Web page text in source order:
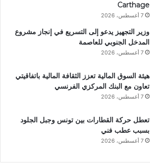
Carthage
7 أغسطس، 2026
وزير التجهيز يدعو إلى التسريع في إنجاز مشروع
المدخل الجنوبي للعاصمة
7 أغسطس، 2026
هيئة السوق المالية تعزز الثقافة المالية باتفاقيتي
تعاون مع البنك المركزي الفرنسي
7 أغسطس، 2026
تعطل حركة القطارات بين تونس وجبل الجلود
بسبب عطب فني
7 أغسطس، 2026